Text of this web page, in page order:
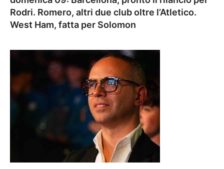
Rodri. Romero, altri due club oltre l’Atletico.
West Ham, fatta per Solomon